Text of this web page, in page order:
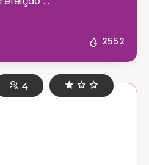
2552
4